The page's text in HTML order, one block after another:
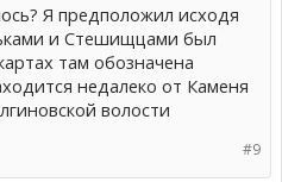
Я предположил исходя
и Стешищцами был
там обозначена
недалеко от Каменя
волости
#9